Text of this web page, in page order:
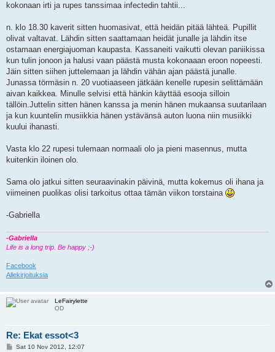
kokonaan irti ja rupes tanssimaa infectedin tahtii...
n. klo 18.30 kaverit sitten huomasivat, että heidän pitää lähteä. Pupillit
olivat valtavat. Lähdin sitten saattamaan heidät junalle ja lähdin itse
ostamaan energiajuoman kaupasta. Kassaneiti vaikutti olevan paniikissa
kun tulin jonoon ja halusi vaan päästä musta kokonaaan eroon nopeesti.
Jäin sitten siihen juttelemaan ja lähdin vähän ajan päästä junalle.
Junassa törmäsin n. 20 vuotiaaseen jätkään kenelle rupesin selittämään
aivan kaikkea. Minulle selvisi että hänkin käyttää esooja silloin
tällöin.Juttelin sitten hänen kanssa ja menin hänen mukaansa suutarilaan
ja kun kuuntelin musiikkia hänen ystävänsä auton luona niin musiikki
kuului ihanasti.
Vasta klo 22 rupesi tulemaan normaali olo ja pieni masennus, mutta
kuitenkin iloinen olo.
Sama olo jatkui sitten seuraavinakin päivinä, mutta kokemus oli ihana ja
viimeinen puolikas olisi tarkoitus ottaa tämän viikon torstaina
-Gabriella
-Gabriella
Life is a long trip. Be happy ;-)
Facebook
Allekirjoituksia
LeFairylette
OD
Re: Ekat essot<3
PSat 10 Nov 2012, 12:07